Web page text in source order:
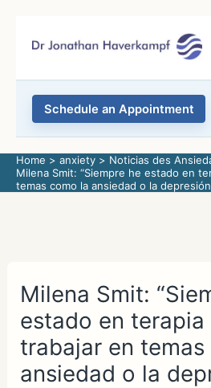
Schedule an Appointment
Home anxiety
Noticias des
Milena Smit: “Siempre he estado en
temas como la ansiedad o la
Milena Smit:
estado en terapia
trabajar en temas
ansiedad o la